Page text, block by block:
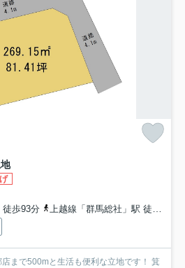
徒歩93分
上越線「群馬総社」駅 徒歩94分
まで500mと生活も便利な立地です！ 箕